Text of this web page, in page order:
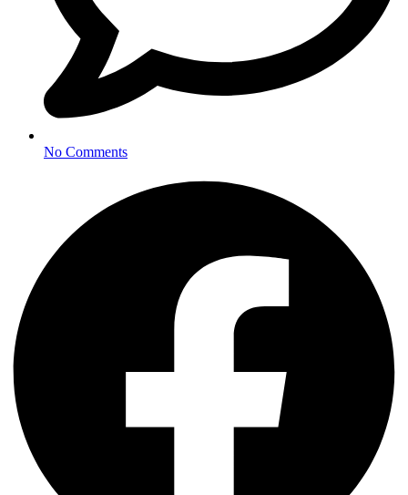
No Comments